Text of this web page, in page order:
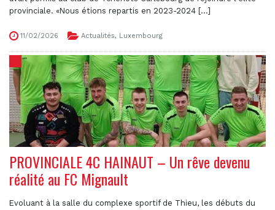
provinciale. «Nous étions repartis en 2023-2024 [...]
11/02/2026 Actualités, Luxembourg
PROVINCIALE 4C HAINAUT – Un rêve devenu
réalité au FC Mignault
Evoluant à la salle du complexe sportif de Thieu, les débuts du